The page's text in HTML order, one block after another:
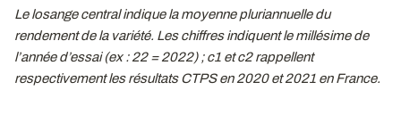
Le losange central indique la moyenne pluriannuelle du
rendement de la variété. Les chiffres indiquent le millésime de
l’année d’essai (ex : 22 = 2022) ; c1 et c2 rappellent
respectivement les résultats CTPS en 2020 et 2021 en France.